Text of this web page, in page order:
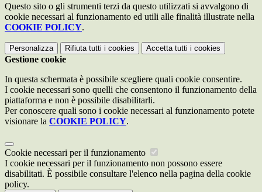
Questo sito o gli strumenti terzi da questo utilizzati si avvalgono di
cookie necessari al funzionamento ed utili alle finalità illustrate nella
COOKIE POLICY.
Personalizza Rifiuta tutti i cookies Accetta tutti i cookies
Gestione cookie
In questa schermata è possibile scegliere quali cookie consentire.
I cookie necessari sono quelli che consentono il funzionamento della
piattaforma e non è possibile disabilitarli.
Per conoscere quali sono i cookie necessari al funzionamento potete
visionare la COOKIE POLICY.
Cookie necessari per il funzionamento
I cookie necessari per il funzionamento non possono essere
disabilitati. È possibile consultare l'elenco nella pagina della cookie
policy.